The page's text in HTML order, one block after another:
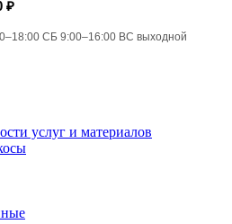
₽
СБ 9:00–16:00 ВС выходной
услуг и материалов